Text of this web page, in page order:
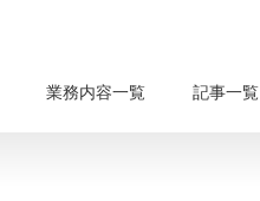
業務内容一覧 記事一覧